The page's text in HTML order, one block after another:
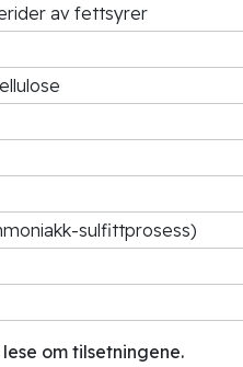
av fettsyrer
sulfittprosess)
om tilsetningene.